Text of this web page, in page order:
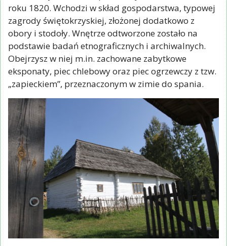
roku 1820. Wchodzi w skład gospodarstwa, typowej
zagrody świętokrzyskiej, złożonej dodatkowo z
obory i stodoły. Wnętrze odtworzone zostało na
podstawie badań etnograficznych i archiwalnych.
Obejrzysz w niej m.in. zachowane zabytkowe
eksponaty, piec chlebowy oraz piec ogrzewczy z tzw.
„zapieckiem”, przeznaczonym w zimie do spania.